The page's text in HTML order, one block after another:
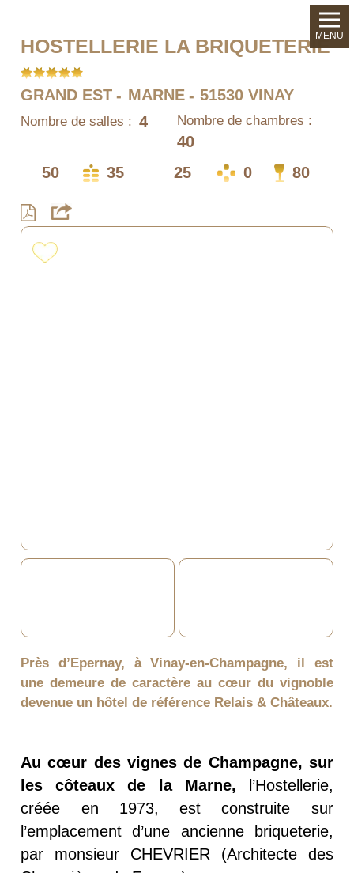
HOSTELLERIE LA BRIQUETERIE
GRAND EST MARNE 51530 VINAY
Nombre de salles : 4 Nombre de chambres :
40
50
35 25 0 80
Près d’Epernay, à Vinay-en-Champagne, il est
une demeure de caractère au cœur du vignoble
devenue un hôtel de référence Relais & Châteaux.
Au cœur des vignes de Champagne, sur
les côteaux de la Marne, l’Hostellerie,
créée en 1973, est construite sur
l’emplacement d’une ancienne briqueterie,
par monsieur CHEVRIER (Architecte des
MENU